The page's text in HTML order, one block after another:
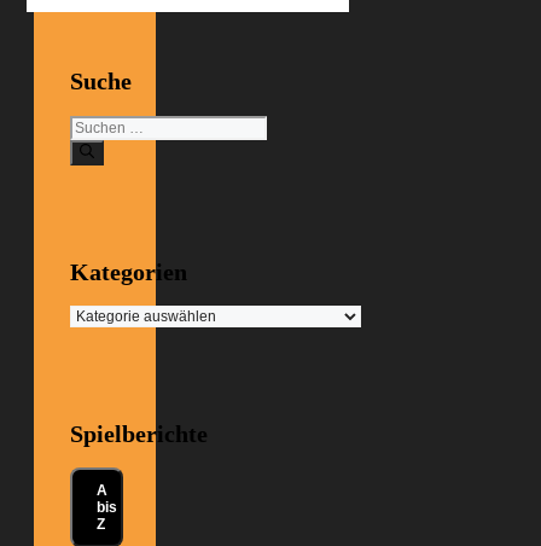
Suche
Suchen
nach:
Kategorien
Kategorien
Spielberichte
A
bis
Z